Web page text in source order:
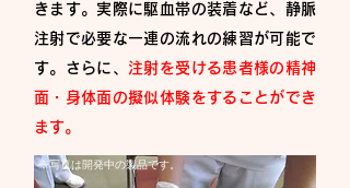
きます。実際に駆血帯の装着など、静脈
注射で必要な一連の流れの練習が可能で
す。さらに、 注射を受ける患者様の精神
面・身体面の擬似体験をすることができ
ます。
※写真は開発中の製品です。